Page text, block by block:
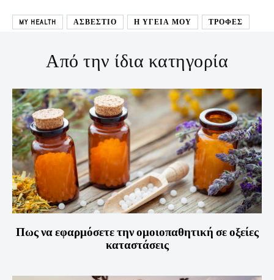
MY HEALTH ΑΣΒΕΣΤΙΟ Η ΥΓΕΙΑ ΜΟΥ ΤΡΟΦΕΣ
Από την ίδια κατηγορία
Πως να εφαρμόσετε την ομοιοπαθητική σε οξείες
καταστάσεις